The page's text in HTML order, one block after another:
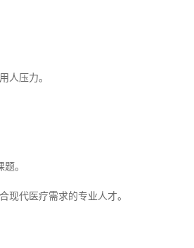
人压力。
。
现代医疗需求的专业人才。